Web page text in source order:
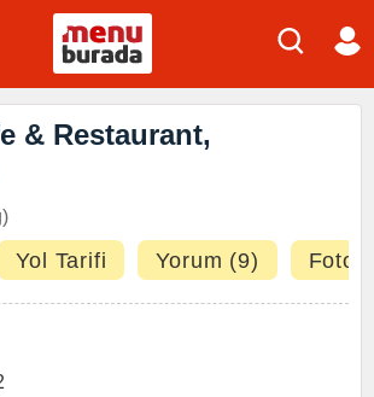
& Restaurant,
Yol Tarifi Yorum (9)